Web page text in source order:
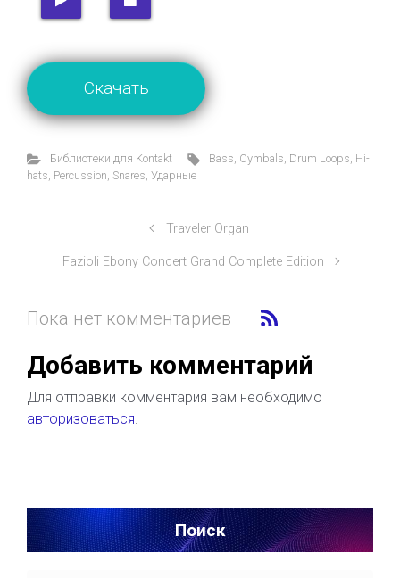
Скачать
Библиотеки для Kontakt Bass, Cymbals, Drum Loops, Hi-
hats, Percussion, Snares, Ударные
Traveler Organ
Fazioli Ebony Concert Grand Complete Edition
Пока нет комментариев
Добавить комментарий
Для отправки комментария вам необходимо
авторизоваться.
Поиск